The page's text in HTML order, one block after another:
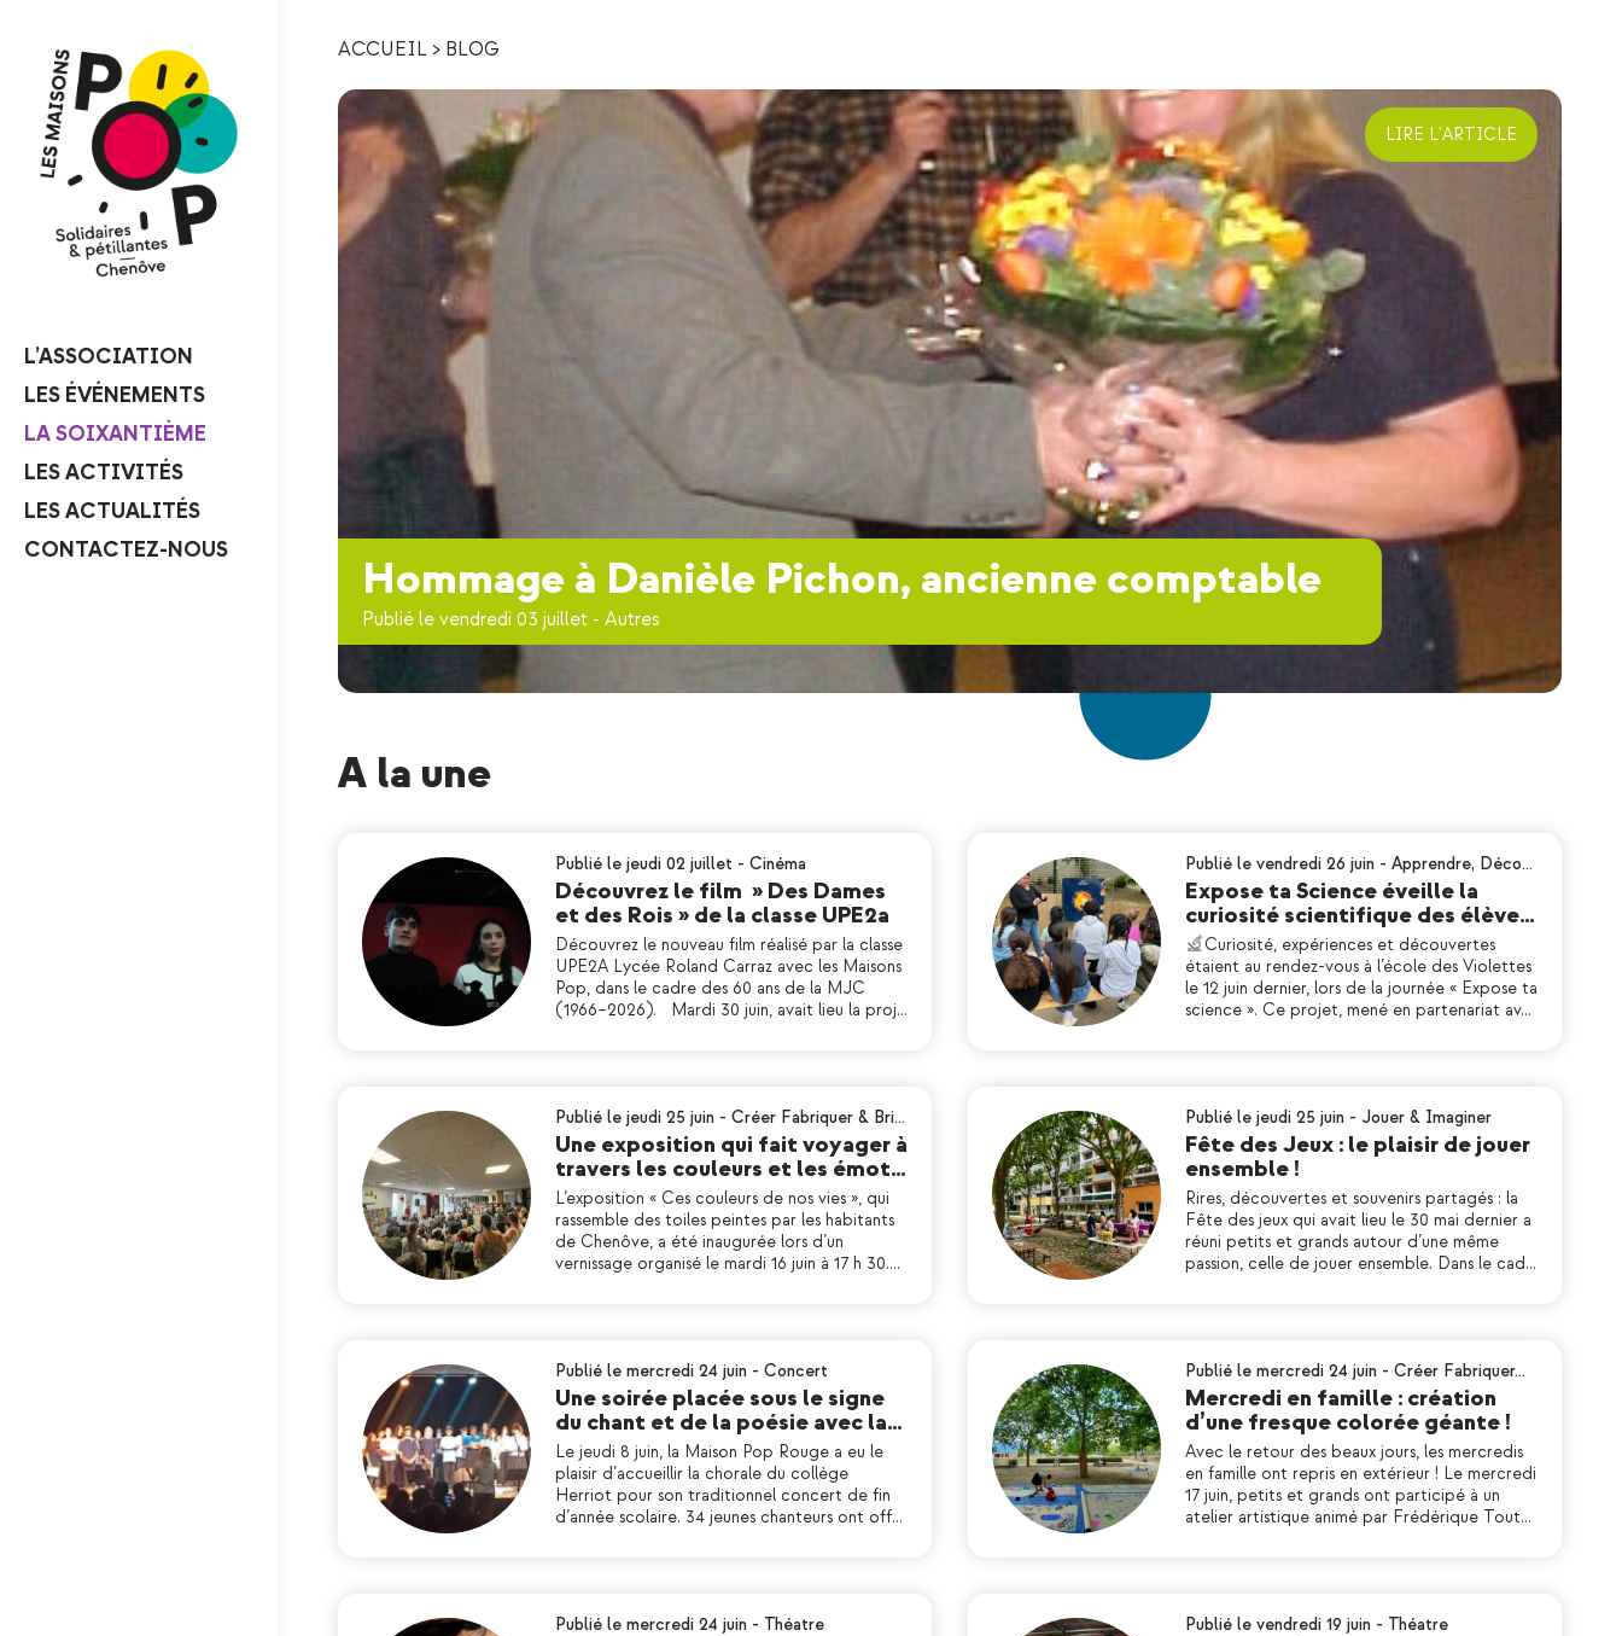
L’ASSOCIATION
LES ÉVÉNEMENTS
LA SOIXANTIÈME
LES ACTIVITÉS
LES ACTUALITÉS
CONTACTEZ-NOUS
ACCUEIL > BLOG
Hommage à Danièle Pichon, ancienne comptable
Publié le vendredi 03 juillet - Autres
LIRE L'ARTICLE
A la une
Publié le jeudi 02 juillet - Cinéma
Découvrez le film » Des Dames
et des Rois » de la classe UPE2a
Découvrez le nouveau film réalisé par la classe
UPE2A Lycée Roland Carraz avec les Maisons
Pop, dans le cadre des 60 ans de la MJC
(1966–2026). Mardi 30 juin, avait lieu la proj…
Publié le vendredi 26 juin - Apprendre, Déco…
Expose ta Science éveille la
curiosité scientifique des élève…
Curiosité, expériences et découvertes
étaient au rendez-vous à l’école des Violettes
le 12 juin dernier, lors de la journée « Expose ta
science ». Ce projet, mené en partenariat av…
Publié le jeudi 25 juin - Créer Fabriquer & Bri…
Une exposition qui fait voyager à
travers les couleurs et les émot…
L’exposition « Ces couleurs de nos vies », qui
rassemble des toiles peintes par les habitants
de Chenôve, a été inaugurée lors d’un
vernissage organisé le mardi 16 juin à 17 h 30.…
Publié le jeudi 25 juin - Jouer & Imaginer
Fête des Jeux : le plaisir de jouer
ensemble !
Rires, découvertes et souvenirs partagés : la
Fête des jeux qui avait lieu le 30 mai dernier a
réuni petits et grands autour d’une même
passion, celle de jouer ensemble. Dans le cad…
Publié le mercredi 24 juin - Concert
Une soirée placée sous le signe
du chant et de la poésie avec la…
Le jeudi 8 juin, la Maison Pop Rouge a eu le
plaisir d’accueillir la chorale du collège
Herriot pour son traditionnel concert de fin
d’année scolaire. 34 jeunes chanteurs ont off…
Publié le mercredi 24 juin - Créer Fabriquer…
Mercredi en famille : création
d’une fresque colorée géante !
Avec le retour des beaux jours, les mercredis
en famille ont repris en extérieur ! Le mercredi
17 juin, petits et grands ont participé à un
atelier artistique animé par Frédérique Tout…
Publié le mercredi 24 juin - Théatre Publié le vendredi 19 juin - Théatre